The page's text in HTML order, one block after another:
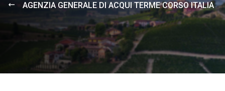
AGENZIA GENERALE DI ACQUI TERME CORSO ITALIA